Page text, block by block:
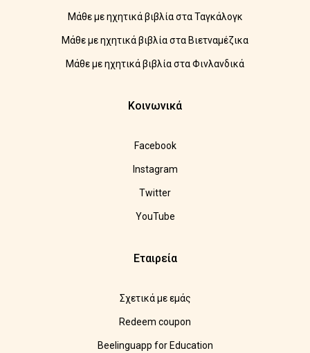
Μάθε με ηχητικά βιβλία στα Ταγκάλογκ
Μάθε με ηχητικά βιβλία στα Βιετναμέζικα
Μάθε με ηχητικά βιβλία στα Φινλανδικά
Κοινωνικά
Facebook
Instagram
Twitter
YouTube
Εταιρεία
Σχετικά με εμάς
Redeem coupon
Beelinguapp for Education